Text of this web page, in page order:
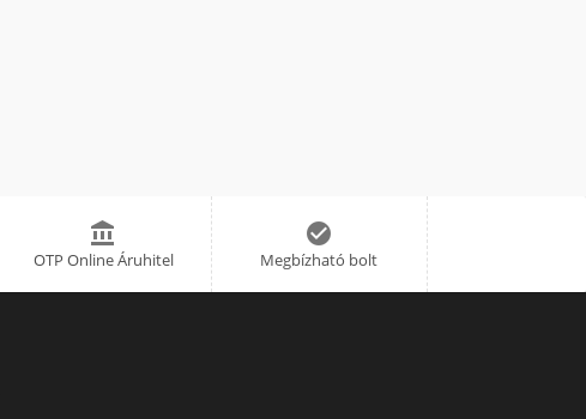

OTP Online Áruhitel

Megbízható bolt